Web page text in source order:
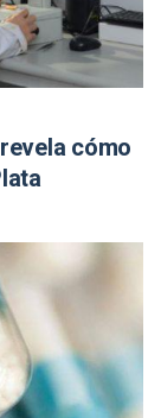
cómo